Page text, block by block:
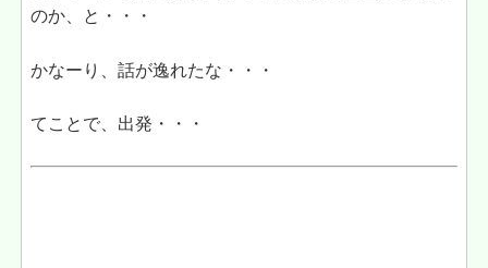
のか、と・・・
かなーり、話が逸れたな・・・
てことで、出発・・・